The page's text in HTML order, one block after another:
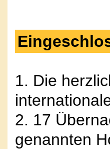
1. Die
2. 17
genannten